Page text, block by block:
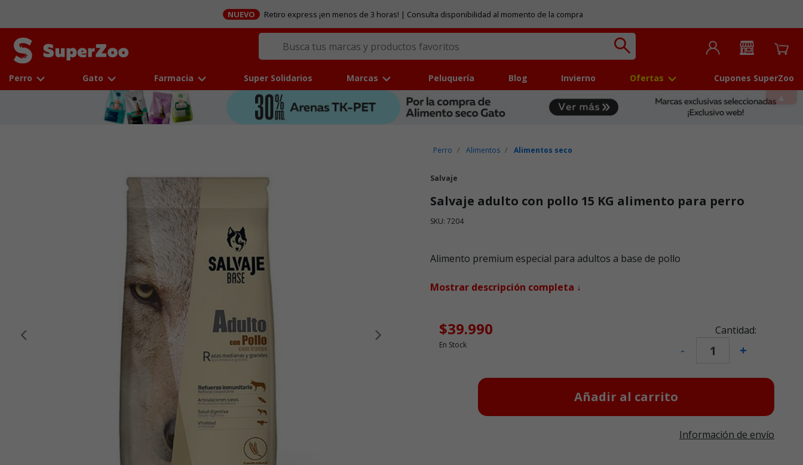
NUEVO Retiro express ¡en menos de 3 horas! | Consulta disponibilidad al momento de la compra
Perro Gato Farmacia Super Solidarios Marcas Peluquería Blog Invierno Ofertas Cupones SuperZoo
Anterior
Perro Alimentos Alimentos seco
Salvaje
Salvaje adulto con pollo 15 KG alimento para perro
SKU: 7204
Alimento premium especial para adultos a base de pollo
Mostrar descripción completa ↓
Cantidad:
- +
$39.990
En Stock
Añadir al carrito
Información de envío